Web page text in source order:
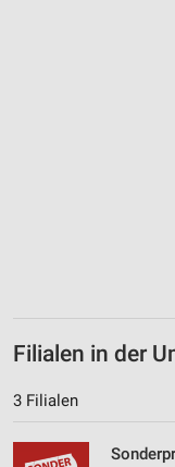
Filialen in der
3 Filialen